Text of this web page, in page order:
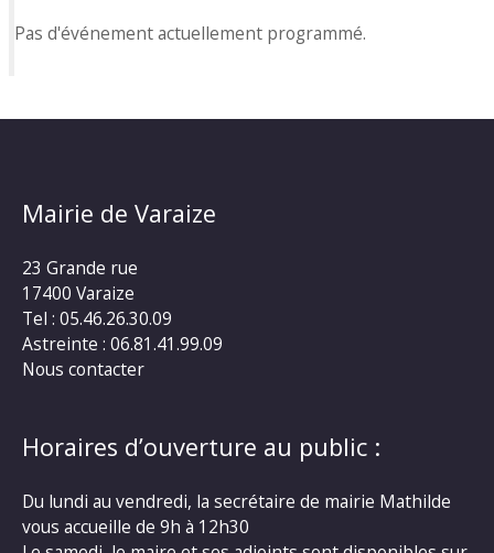
Pas d'événement actuellement programmé.
Mairie de Varaize
23 Grande rue
17400 Varaize
Tel : 05.46.26.30.09
Astreinte : 06.81.41.99.09
Nous contacter
Horaires d’ouverture au public :
Du lundi au vendredi, la secrétaire de mairie Mathilde
vous accueille de 9h à 12h30